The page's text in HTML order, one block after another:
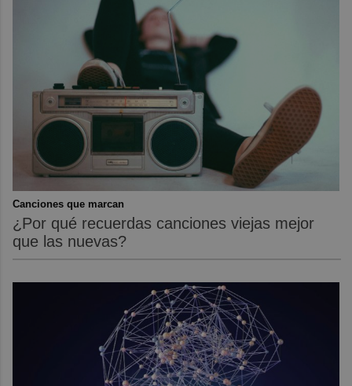
Canciones que marcan
¿Por qué recuerdas canciones viejas mejor
que las nuevas?